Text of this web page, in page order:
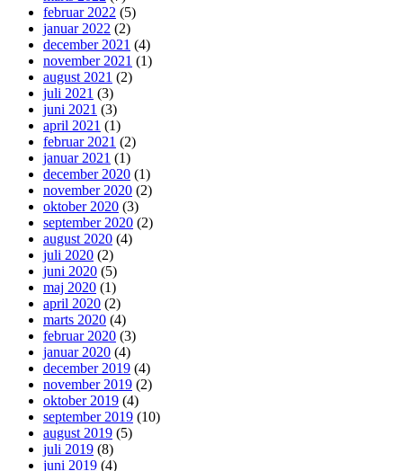
februar 2022 (5)
januar 2022 (2)
december 2021 (4)
november 2021 (1)
august 2021 (2)
juli 2021 (3)
juni 2021 (3)
april 2021 (1)
februar 2021 (2)
januar 2021 (1)
december 2020 (1)
november 2020 (2)
oktober 2020 (3)
september 2020 (2)
august 2020 (4)
juli 2020 (2)
juni 2020 (5)
maj 2020 (1)
april 2020 (2)
marts 2020 (4)
februar 2020 (3)
januar 2020 (4)
december 2019 (4)
november 2019 (2)
oktober 2019 (4)
september 2019 (10)
august 2019 (5)
juli 2019 (8)
juni 2019 (4)